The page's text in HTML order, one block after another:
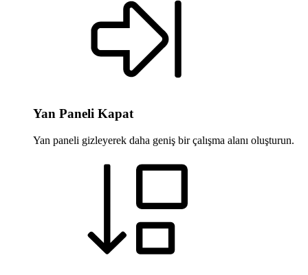
Yan Paneli Kapat
Yan paneli gizleyerek daha geniş bir çalışma alanı oluşturun.